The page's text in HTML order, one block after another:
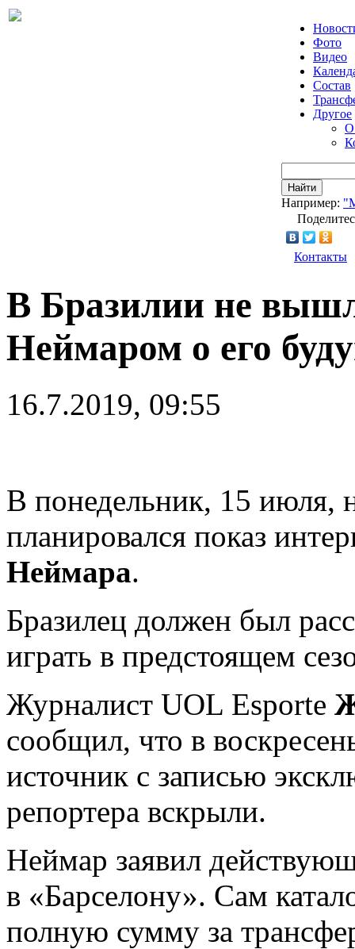
Фото
Видео
Состав
Другое
О
Найти
Например:
Контакты
В Бразилии не
Неймаром о его
16.7.2019, 09:55
В понедельник, 15 июля,
планировался показ
Неймара.
Бразилец должен был
играть в предстоящем
Журналист UOL Esporte
сообщил, что в
источник с записью
репортера вскрыли.
Неймар заявил
в «Барселону». Сам
полную сумму за